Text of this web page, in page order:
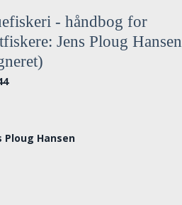
- håndbog for
Jens Ploug Hansen
Ploug Hansen